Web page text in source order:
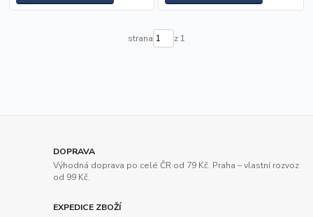
strana z 1
DOPRAVA
Výhodná doprava po celé ČR od 79 Kč. Praha – vlastní rozvoz
od 99 Kč.
EXPEDICE ZBOŽÍ